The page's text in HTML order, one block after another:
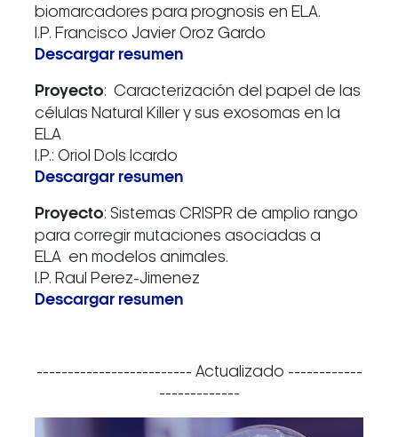
biomarcadores para prognosis en ELA.
I.P. Francisco Javier Oroz Gardo
Descargar resumen
Proyecto: Caracterización del papel de las
células Natural Killer y sus exosomas en la
ELA
I.P.: Oriol Dols Icardo
Descargar resumen
Proyecto: Sistemas CRISPR de amplio rango
para corregir mutaciones asociadas a
ELA en modelos animales.
I.P. Raul Perez-Jimenez
Descargar resumen
------------------------- Actualizado ------------
-------------